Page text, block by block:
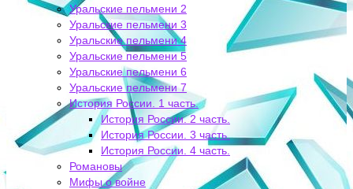
Уральские пельмени 2
Уральские пельмени 3
Уральские пельмени 4
Уральские пельмени 5
Уральские пельмени 6
Уральские пельмени 7
История России. 1 часть.
История России. 2 часть.
История России. 3 часть.
История России. 4 часть.
Романовы
Мифы о войне